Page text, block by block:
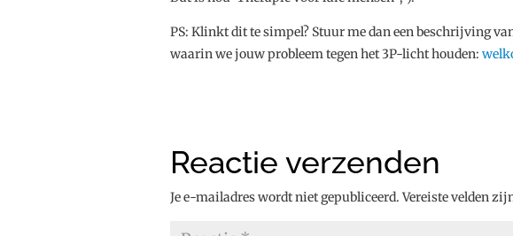
PS: Klinkt dit te simpel? Stuur me dan een beschrijving
waarin we jouw probleem tegen het 3P-licht houden:
Reactie verzenden
Je e-mailadres wordt niet gepubliceerd. Vereiste velden